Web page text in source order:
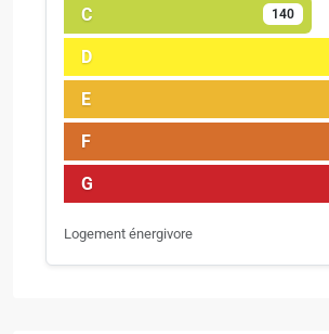
C 140
D
E
F
G
Logement énergivore